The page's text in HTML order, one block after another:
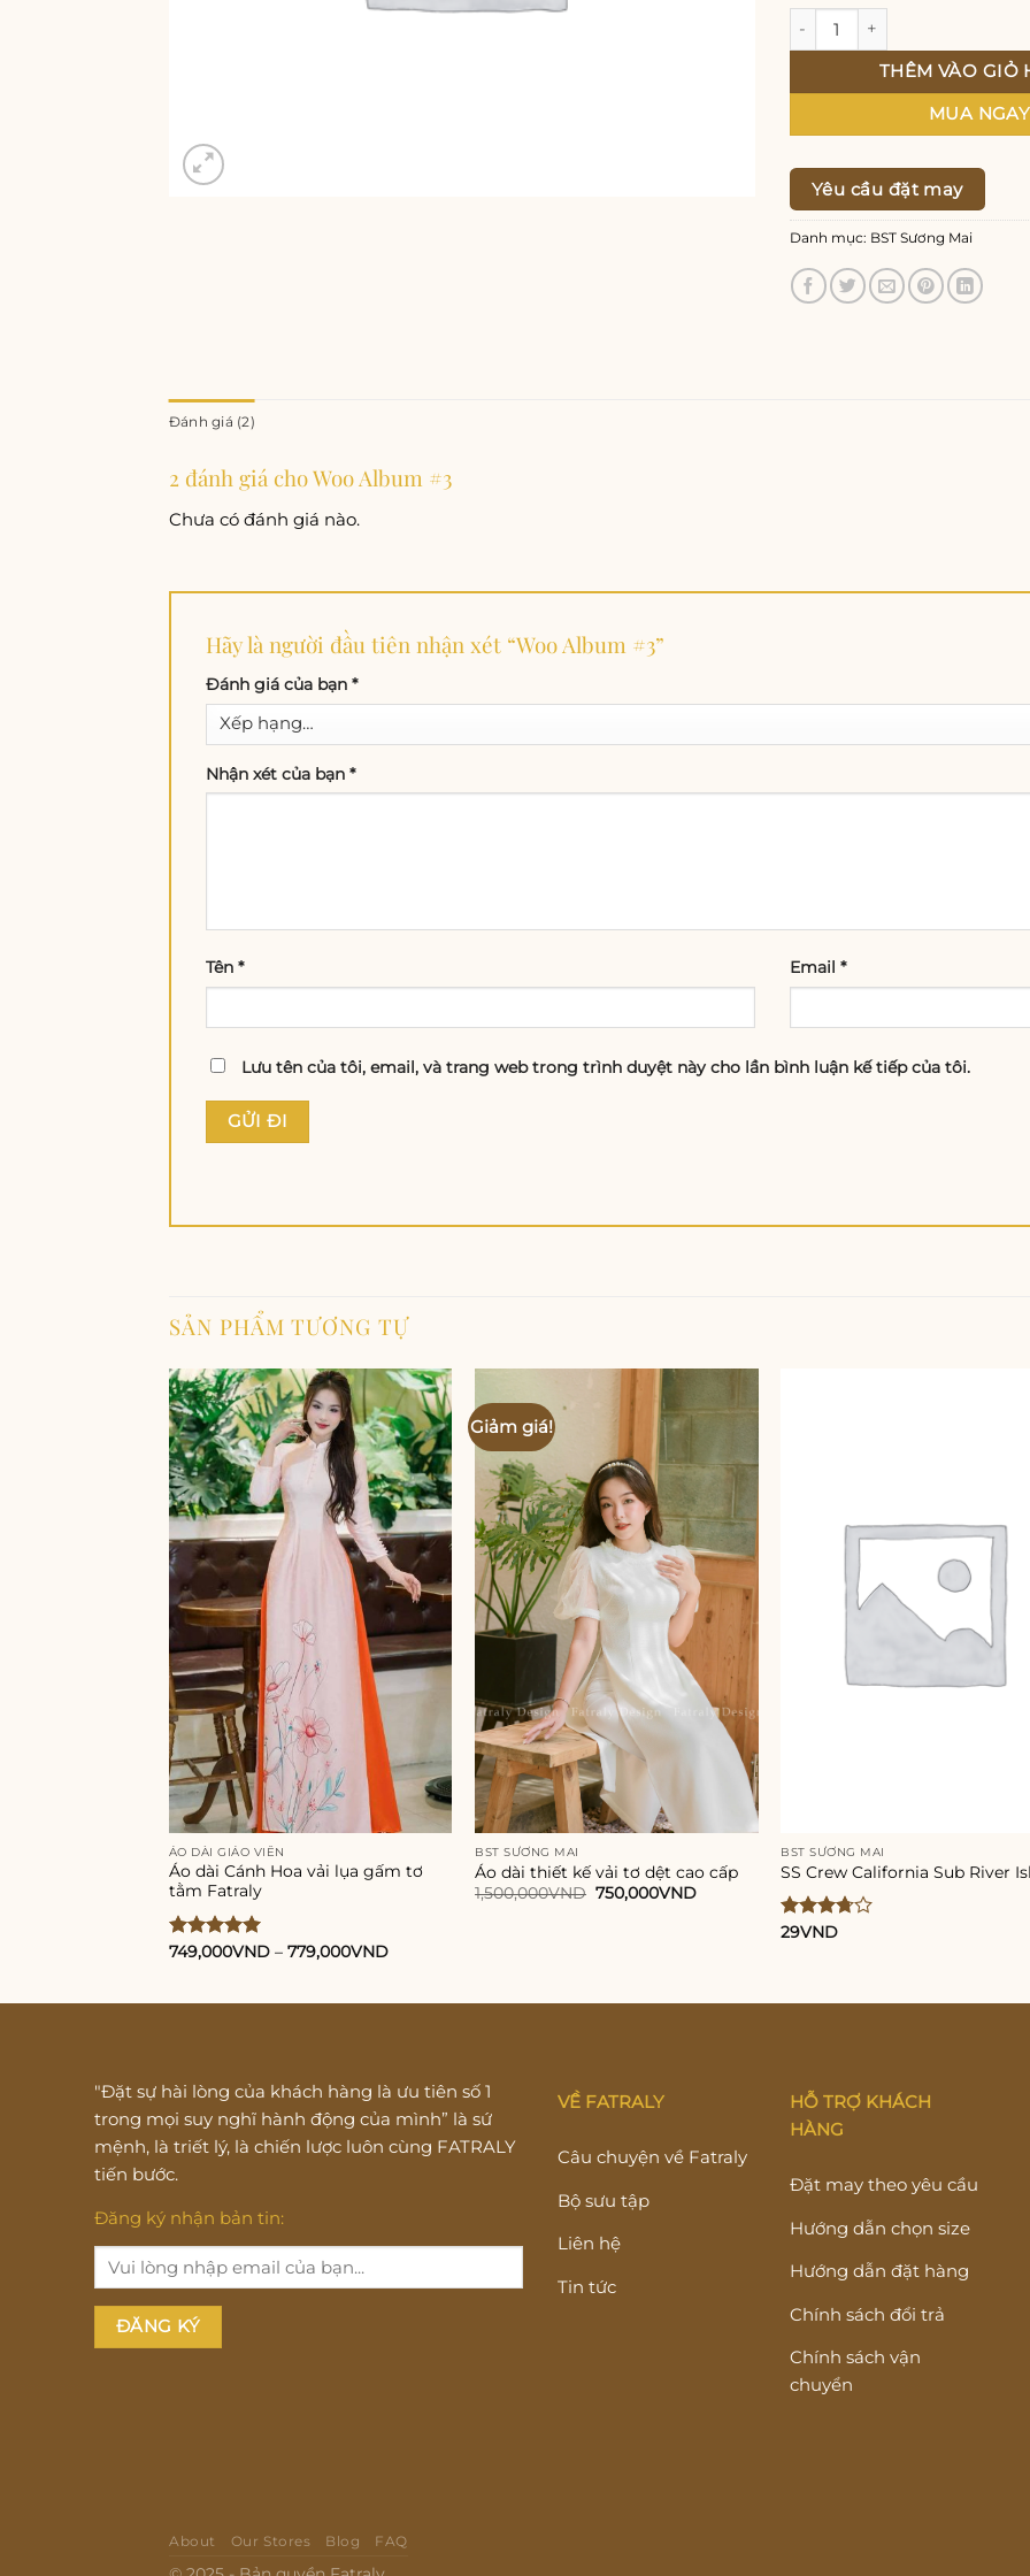
THÊM VÀO GIỎ
MUA NGAY
Yêu cầu đặt may
Danh mục: BST Sương Mai
Đánh giá (2)
2 đánh giá choWoo Album #3
Chưa có đánh giá nào.
Hãy là người đầu tiên nhận xét “Woo Album #3”
Đánh giá của bạn *
Nhận xét của bạn *
Tên * Email *
Lưu tên của tôi, email, và trang web trong trình duyệt này cho lần bình luận kế tiếp của tôi.
SẢN PHẨM TƯƠNG TỰ
Add to
wishlist
ÁO DÀI GIÁO VIÊN
Áo dài Cánh Hoa vải lụa gấm tơ
tằm Fatraly
Được xếp
749,000VND– 779,000VND
Giảm giá!
BST SƯƠNG MAI
Áo dài thiết kế vải tơ dệt cao cấp
1,500,000VND Giá
gốc
750,000VNDGiá
BST SƯƠNG MAI
SS Crew California Sub River
Được
sao
29VND
"Đặt sự hài lòng của khách hàng là ưu tiên số 1
trong mọi suy nghĩ hành động của mình” là sứ
mệnh, là triết lý, là chiến lược luôn cùng FATRALY
tiến bước.
Đăng ký nhận bản tin:
VỀ FATRALY
Câu chuyện về Fatraly
Bộ sưu tập
Liên hệ
Tin tức
HỖ TRỢ KHÁCH
HÀNG
Đặt may theo yêu cầu
Hướng dẫn chọn size
Hướng dẫn đặt hàng
Chính sách đổi trả
Chính sách vận
chuyển
About Our Stores Blog FAQ